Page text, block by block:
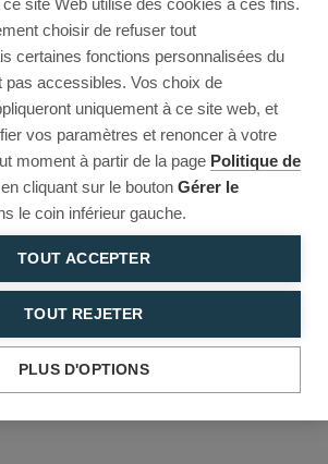
site Web utilise des cookies à ces fins.
choisir de refuser tout
certaines fonctions personnalisées du
pas accessibles. Vos choix de
uniquement à ce site web, et
vos paramètres et renoncer à votre
moment à partir de la page Politique de
cliquant sur le bouton Gérer le
le coin inférieur gauche.
TOUT ACCEPTER
TOUT REJETER
PLUS D'OPTIONS
Back